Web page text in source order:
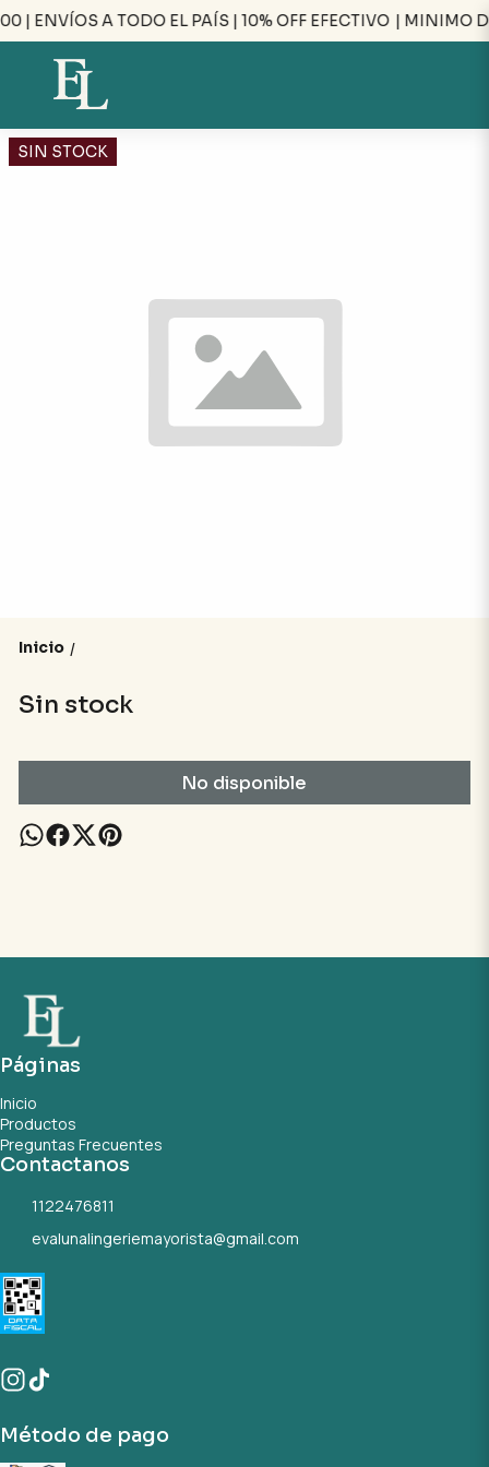
| ENVÍOS A TODO EL PAÍS | 10% OFF EFECTIVO | MINIMO
SIN STOCK
Inicio /
Sin stock
No disponible
Páginas
Inicio
Productos
Preguntas Frecuentes
Contactanos
1122476811
evalunalingeriemayorista@gmail.com
Método de pago